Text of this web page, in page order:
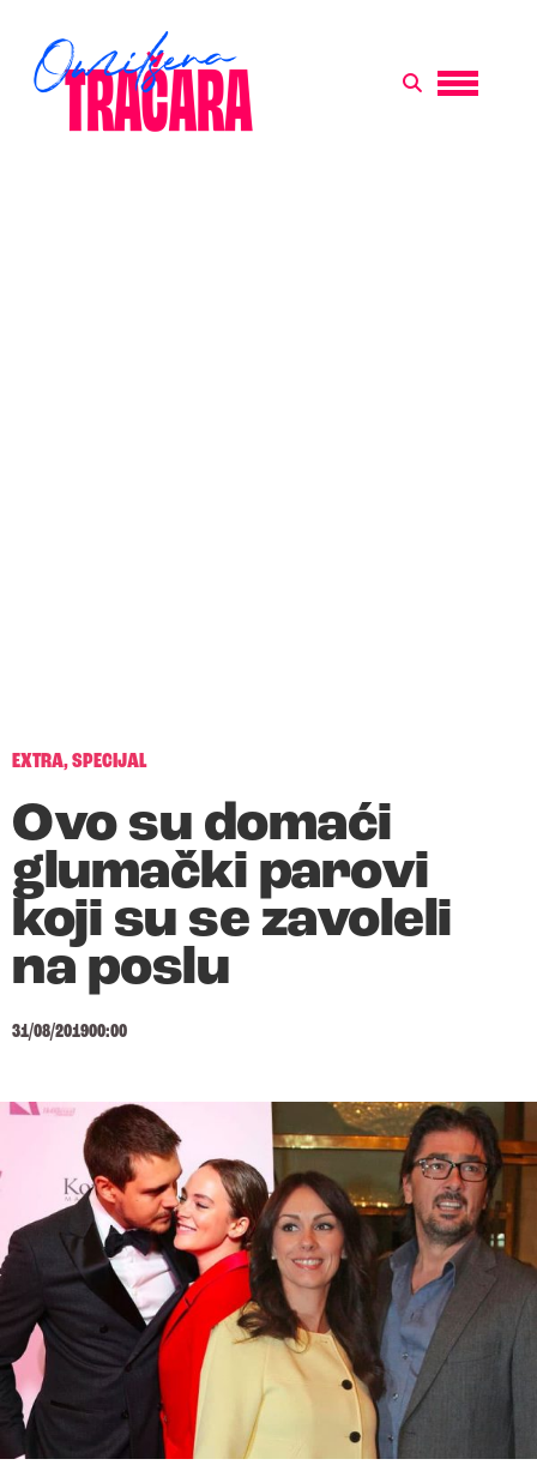
EXTRA,SPECIJAL
Ovo su domaći
glumački parovi
koji su se zavoleli
na poslu
31/08/201900:00